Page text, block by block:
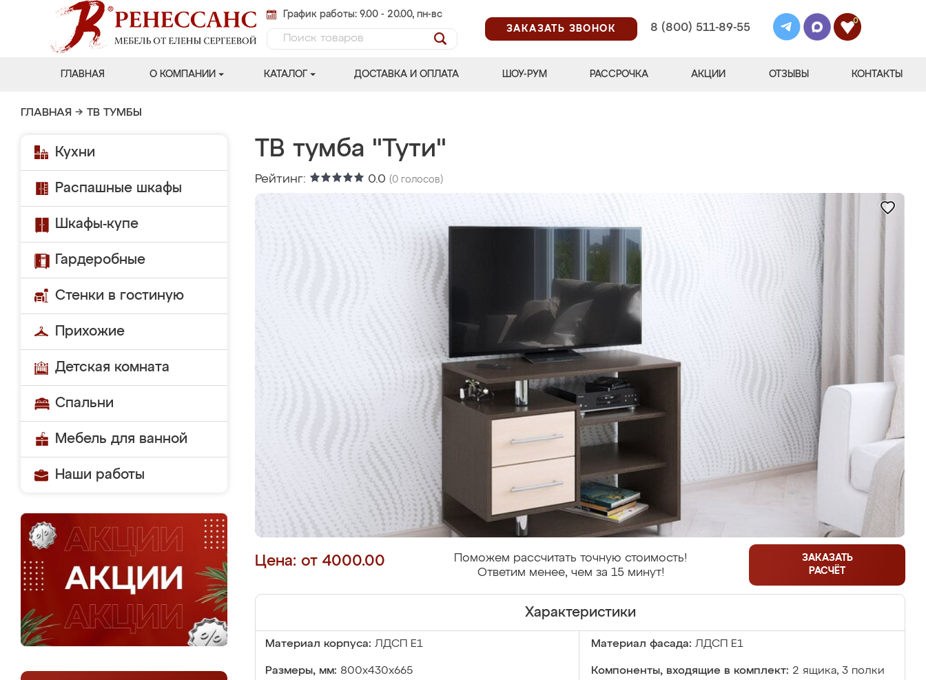
График работы: 9.00 - 20.00, пн-вс
ЗАКАЗАТЬ ЗВОНОК
8 (800) 511-89-55
0
ГЛАВНАЯ О КОМПАНИИ КАТАЛОГ ДОСТАВКА И ОПЛАТА ШОУ-РУМ РАССРОЧКА АКЦИИ ОТЗЫВЫ КОНТАКТЫ
ГЛАВНАЯ → ТВ ТУМБЫ
Кухни
Распашные шкафы
Шкафы-купе
Гардеробные
Стенки в гостиную
Прихожие
Детская комната
Спальни
Мебель для ванной
Наши работы
ТВ тумба "Тути"
Рейтинг: 0.0 (0 голосов)
Цена: от 4000.00
Поможем рассчитать точную стоимость!
Ответим менее, чем за 15 минут!
ЗАКАЗАТЬ
РАСЧЁТ
Характеристики
Материал корпуса: ЛДСП Е1 Материал фасада: ЛДСП Е1
Размеры, мм: 800x430x665 Компоненты, входящие в комплект: 2 ящика, 3 полки